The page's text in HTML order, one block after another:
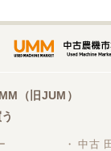
よく、気持ちのよ
（旧JUM）
・ 中古